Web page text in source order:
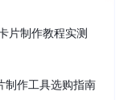
片制作教程实测
制作工具选购指南